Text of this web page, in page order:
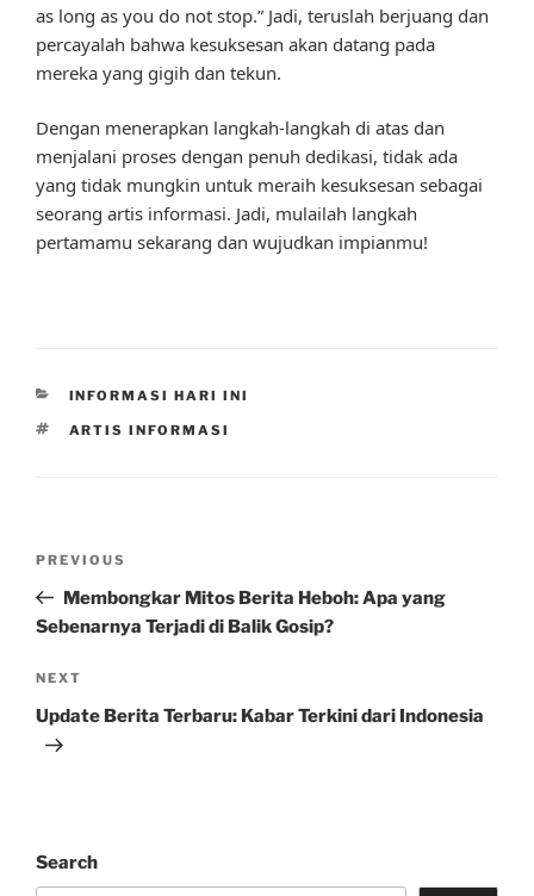
as long as you do not stop.” Jadi, teruslah berjuang dan
percayalah bahwa kesuksesan akan datang pada
mereka yang gigih dan tekun.
Dengan menerapkan langkah-langkah di atas dan
menjalani proses dengan penuh dedikasi, tidak ada
yang tidak mungkin untuk meraih kesuksesan sebagai
seorang artis informasi. Jadi, mulailah langkah
pertamamu sekarang dan wujudkan impianmu!
CATEGORIES
INFORMASI HARI INI
TAGS
ARTIS INFORMASI
Previous
Post
PREVIOUS
Membongkar Mitos Berita Heboh: Apa yang
Sebenarnya Terjadi di Balik Gosip?
Next
Post
NEXT
Update Berita Terbaru: Kabar Terkini dari Indonesia
Search